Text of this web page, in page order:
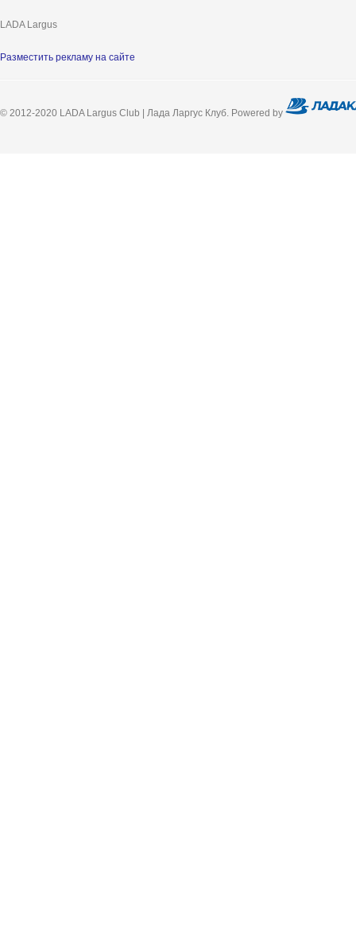
LADA Largus
Разместить рекламу на сайте
© 2012-2020 LADA Largus Club | Лада Ларгус Клуб. Powered by